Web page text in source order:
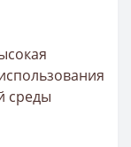
среды